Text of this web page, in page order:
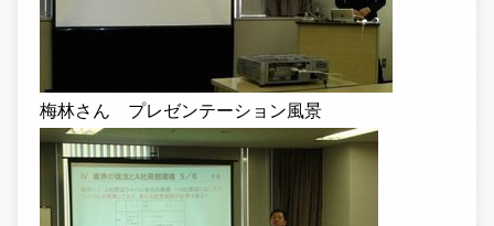
梅林さん プレゼンテーション風景